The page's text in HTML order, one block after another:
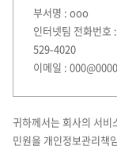
부서명 : ooo
인터넷팀 전화번호
529-4020
이메일 : 000@0000
귀하께서는 회사의 서비
민원을 개인정보관리책